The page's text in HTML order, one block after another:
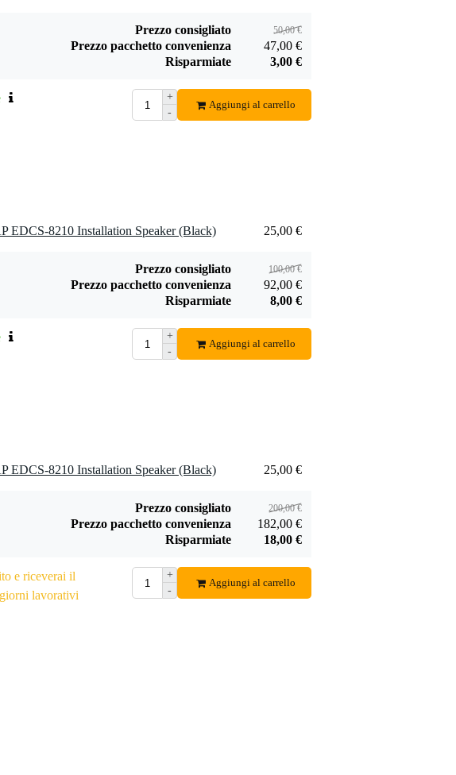
Prezzo consigliato 50,00 €
Prezzo pacchetto convenienza
47,00 €
Risparmiate
3,00 €
+
-
Aggiungi al carrello
EDCS-8210 Installation Speaker (Black) 25,00 €
Prezzo consigliato 100,00 €
Prezzo pacchetto convenienza
92,00 €
Risparmiate
8,00 €
+
-
Aggiungi al carrello
EDCS-8210 Installation Speaker (Black) 25,00 €
Prezzo consigliato 200,00 €
Prezzo pacchetto convenienza
182,00 €
Risparmiate
18,00 €
e riceverai il
lavorativi
+
-
Aggiungi al carrello